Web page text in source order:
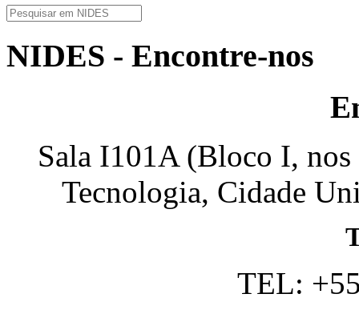
NIDES - Encontre-nos
Sala I101A (Bloco I,
Tecnologia, Cidade
TEL: